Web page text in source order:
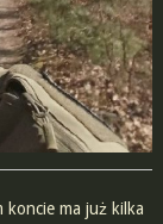
koncie ma już kilka